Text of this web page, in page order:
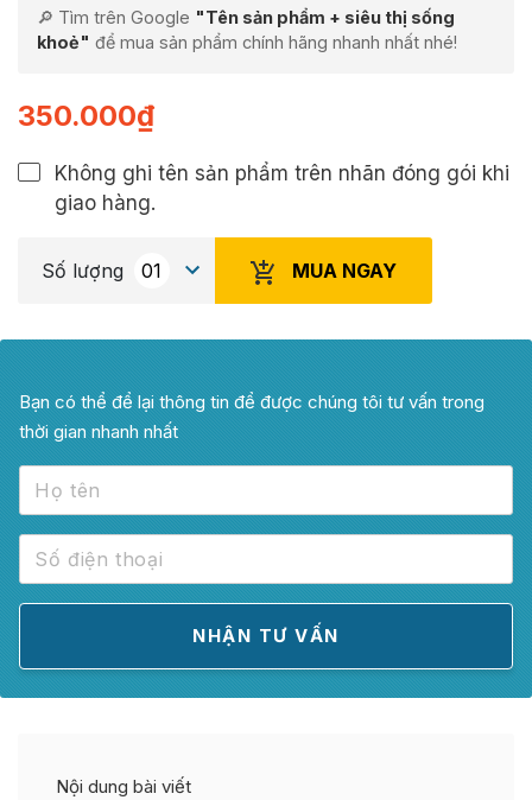
🔎 Tìm trên Google "Tên sản phẩm + siêu thị sống
khoẻ" để mua sản phẩm chính hãng nhanh nhất nhé!
350.000₫
Không ghi tên sản phẩm trên nhãn đóng gói khi
giao hàng.
Số lượng MUA NGAY
Bạn có thể để lại thông tin để được chúng tôi tư vấn trong
thời gian nhanh nhất
Nội dung bài viết